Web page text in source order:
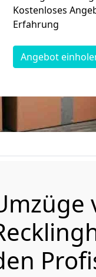
Kostenloses
Erfahrung
Angebot